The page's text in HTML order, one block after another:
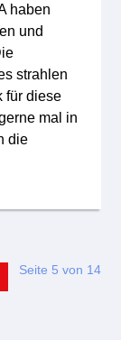
haben
und
strahlen
für diese
mal in
die
Seite 5 von 14